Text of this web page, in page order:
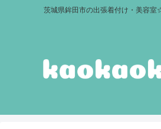
茨城県鉾田市の出張着付け・美容室